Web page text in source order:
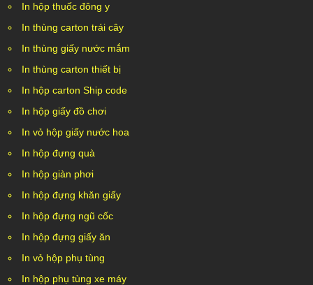
In hộp thuốc đông y
In thùng carton trái cây
In thùng giấy nước mắm
In thùng carton thiết bị
In hộp carton Ship code
In hộp giấy đồ chơi
In vỏ hộp giấy nước hoa
In hộp đựng quà
In hộp giàn phơi
In hộp đựng khăn giấy
In hộp đựng ngũ cốc
In hộp đựng giấy ăn
In vỏ hộp phụ tùng
In hộp phụ tùng xe máy